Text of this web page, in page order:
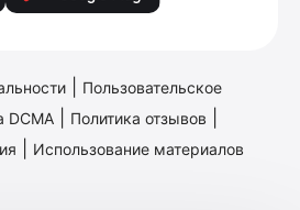
Пользовательское
DCMA Политика отзывов
Использование материалов